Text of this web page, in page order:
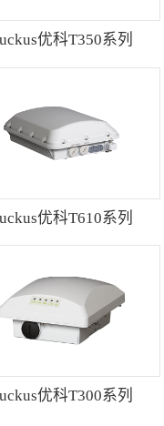
产品系列
云魔盒
理和服务
优科T350系列
优科T610系列
优科T300系列